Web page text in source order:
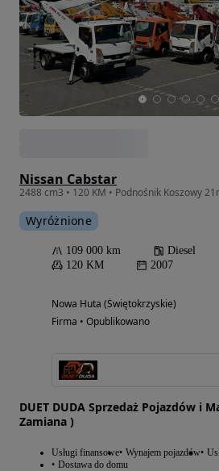
Nissan Cabstar
Wyróżnione
109 000 km Diesel
120 KM
2007
Nowa Huta (Świętokrzyskie)
Firma • Opublikowano
DUET DUDA Sprzedaż Pojazdów i
Zamiana )
Usługi finansowe Wynajem pojazdów
Dostawa do domu